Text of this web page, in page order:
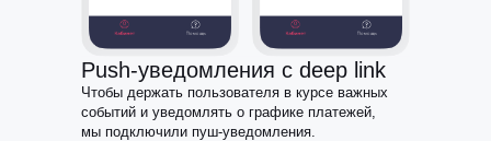
Push-уведомления с deep link
Чтобы держать пользователя в курсе важных
событий и уведомлять о графике платежей,
мы подключили пуш-уведомления.